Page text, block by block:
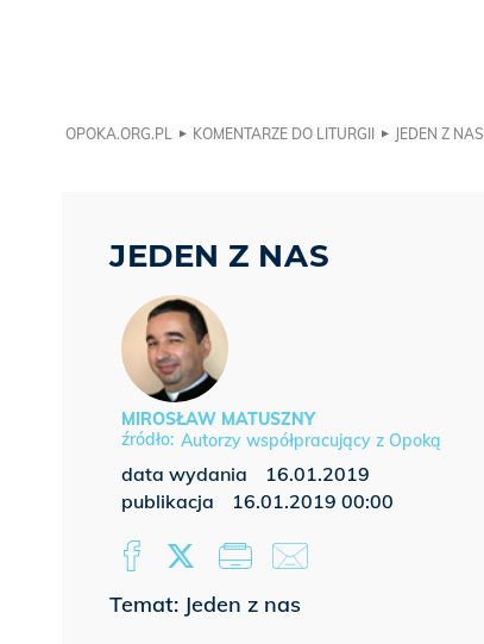
OPOKA.ORG.PL KOMENTARZE DO LITURGII JEDEN Z NAS
JEDEN Z NAS
Temat: Jeden z nas
MIROSŁAW MATUSZNY
Autorzy współpracujący z Opoką
data wydania
16.01.2019
publikacja
16.01.2019 00:00